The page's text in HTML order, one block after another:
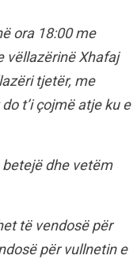
ora 18:00 me
vëllazërinë Xhafaj
tjetër, me
t’i çojmë atje ku e
dhe vetëm
të vendosë për
për vullnetin e